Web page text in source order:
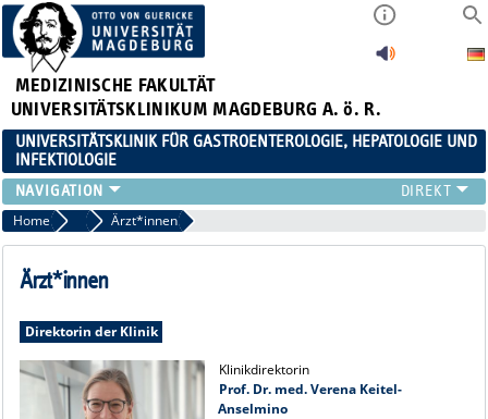
MEDIZINISCHE FAKULTÄT
UNIVERSITÄTSKLINIKUM MAGDEBURG A. ö. R.
UNIVERSITÄTSKLINIK FÜR GASTROENTEROLOGIE, HEPATOLOGIE UND
INFEKTIOLOGIE
TEAM
KLINIK
ZUWEISER
FORSCHUNG
Home Team Ärzt*innen
Ärzt*innen
Direktorin der Klinik
Klinikdirektorin
Prof. Dr. med. Verena Keitel-
Anselmino